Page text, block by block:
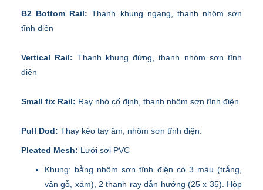
B2 Bottom Rail: Thanh khung ngang, thanh nhôm sơn
tĩnh điện
Vertical Rail: Thanh khung đứng, thanh nhôm sơn tĩnh
điện
Small fix Rail: Ray nhỏ cố định, thanh nhôm sơn tĩnh điện
Pull Dod: Thay kéo tay âm, nhôm sơn tĩnh điện.
Pleated Mesh: Lưới sợi PVC
Khung: bằng nhôm sơn tĩnh điện có 3 màu (trắng,
vân gỗ, xám), 2 thanh ray dẫn hướng (25 x 35). Hộp